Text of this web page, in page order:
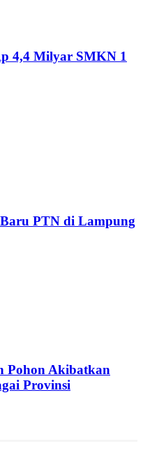
4,4 Milyar SMKN 1
PTN di Lampung
Pohon Akibatkan
Provinsi